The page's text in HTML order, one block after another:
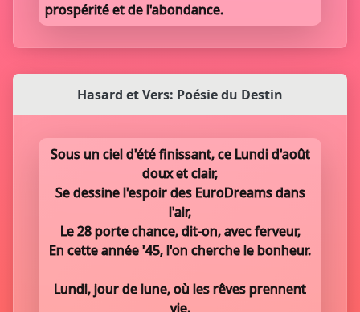
prospérité et de l'abondance.
Hasard et Vers: Poésie du Destin
Sous un ciel d'été finissant, ce Lundi d'août
doux et clair,
Se dessine l'espoir des EuroDreams dans
l'air,
Le 28 porte chance, dit-on, avec ferveur,
En cette année '45, l'on cherche le bonheur.
Lundi, jour de lune, où les rêves prennent
vie,